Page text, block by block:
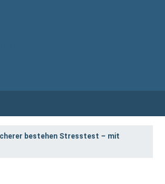
bestehen Stresstest – mit